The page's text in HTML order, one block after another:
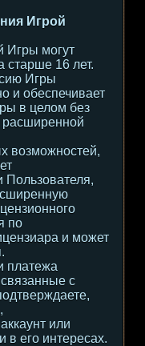
Игрой
Игры могут
старше 16 лет.
Игры
и обеспечивает
в целом без
расширенной
возможностей,
Пользователя,
по
и может
платежа
с
или
в его интересах.